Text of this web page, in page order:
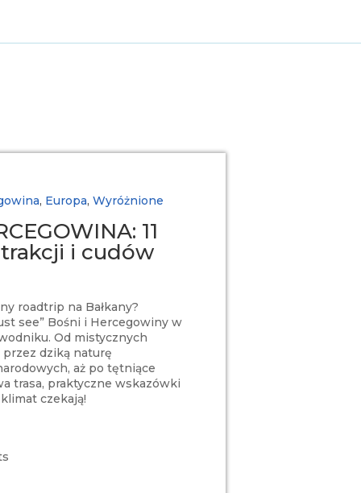
, Europa, Wyróżnione
11
i cudów
roadtrip na Bałkany?
see” Bośni i Hercegowiny w
Od mistycznych
dziką naturę
aż po tętniące
trasa, praktyczne wskazówki
czekają!